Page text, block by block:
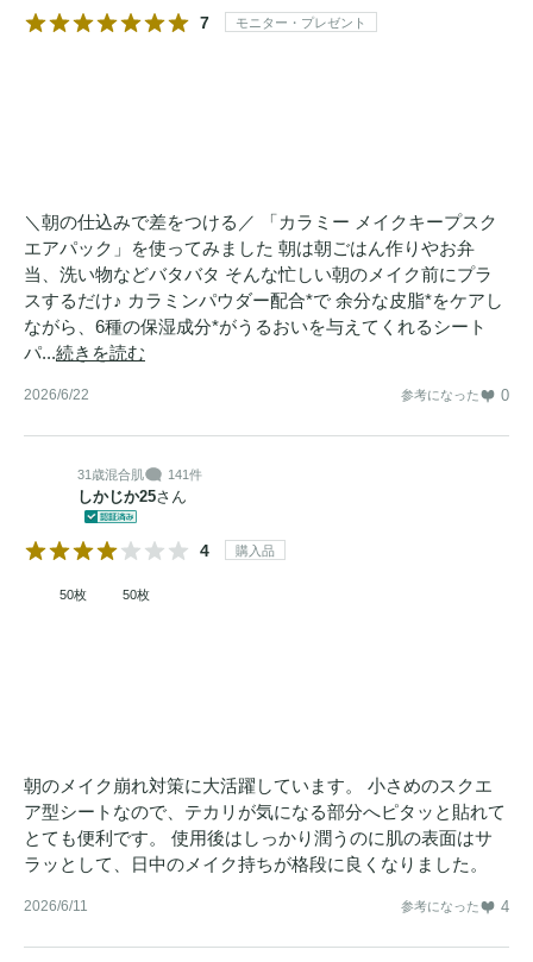
7 モニター・プレゼント
＼朝の仕込みで差をつける／ 「カラミー メイクキープスク
エアパック」を使ってみました 朝は朝ごはん作りやお弁
当、洗い物などバタバタ そんな忙しい朝のメイク前にプラ
スするだけ♪ カラミンパウダー配合*で 余分な皮脂*をケアし
ながら、6種の保湿成分*がうるおいを与えてくれるシート
パ...続きを読む
2026/6/22 参考になった 0
31歳混合肌 141件
しかじか25さん
4 購入品
50枚 50枚
朝のメイク崩れ対策に大活躍しています。 小さめのスクエ
ア型シートなので、テカリが気になる部分へピタッと貼れて
とても便利です。 使用後はしっかり潤うのに肌の表面はサ
ラッとして、日中のメイク持ちが格段に良くなりました。
2026/6/11 参考になった 4